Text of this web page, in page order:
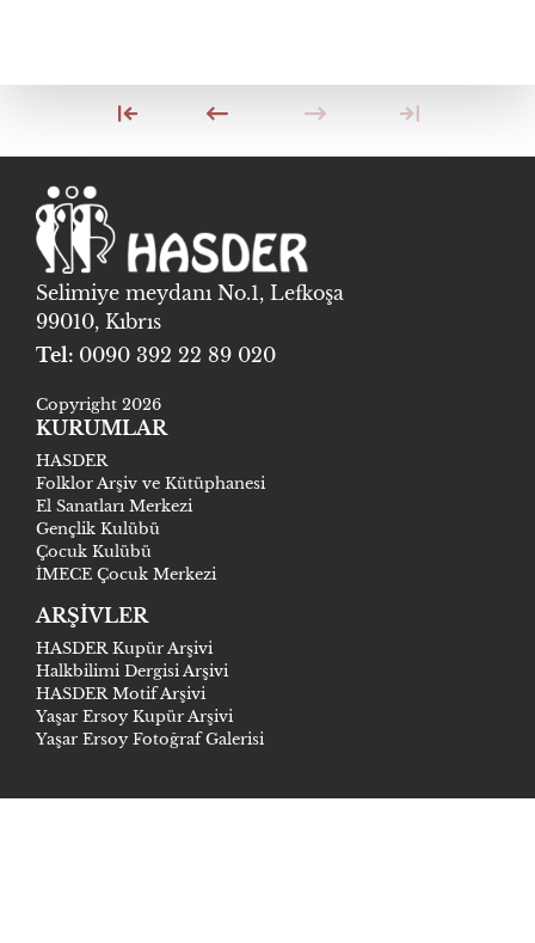
Selimiye meydanı No.1, Lefkoşa
99010, Kıbrıs
Tel: 0090 392 22 89 020
Copyright 2026
KURUMLAR
HASDER
Folklor Arşiv ve Kütüphanesi
El Sanatları Merkezi
Gençlik Kulübü
Çocuk Kulübü
İMECE Çocuk Merkezi
ARŞİVLER
HASDER Kupür Arşivi
Halkbilimi Dergisi Arşivi
HASDER Motif Arşivi
Yaşar Ersoy Kupür Arşivi
Yaşar Ersoy Fotoğraf Galerisi